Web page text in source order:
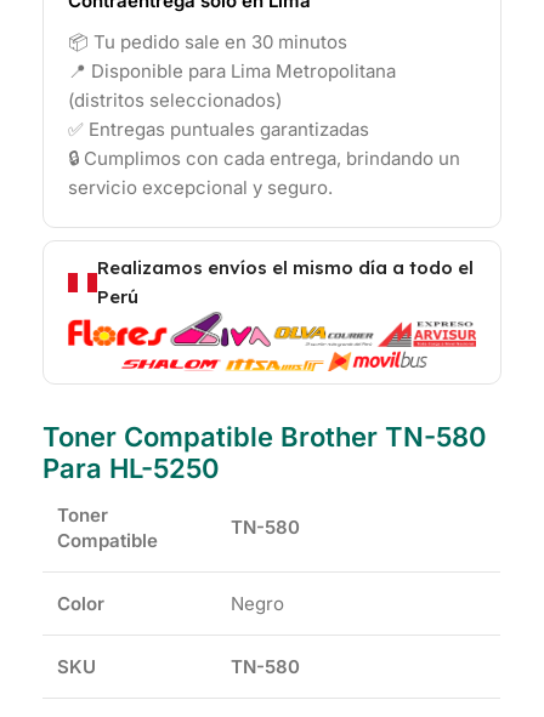
📦 Tu pedido sale en 30 minutos
📍 Disponible para Lima Metropolitana
(distritos seleccionados)
✅ Entregas puntuales garantizadas
🔒 Cumplimos con cada entrega, brindando un
servicio excepcional y seguro.
Realizamos envíos el mismo día a todo el
Perú
Toner Compatible Brother TN-580
Para HL-5250
Toner
Compatible
TN-580
Color Negro
SKU TN-580